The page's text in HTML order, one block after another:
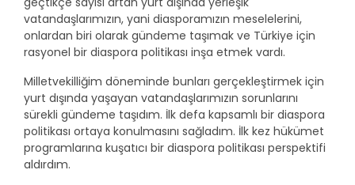
vatandaşlarımızın, yani diasporamızın meselelerini,
onlardan biri olarak gündeme taşımak ve Türkiye için
rasyonel bir diaspora politikası inşa etmek vardı.
Milletvekilliğim döneminde bunları gerçekleştirmek için
yurt dışında yaşayan vatandaşlarımızın sorunlarını
sürekli gündeme taşıdım. İlk defa kapsamlı bir diaspora
politikası ortaya konulmasını sağladım. İlk kez hükümet
programlarına kuşatıcı bir diaspora politikası perspektifi
aldırdım.